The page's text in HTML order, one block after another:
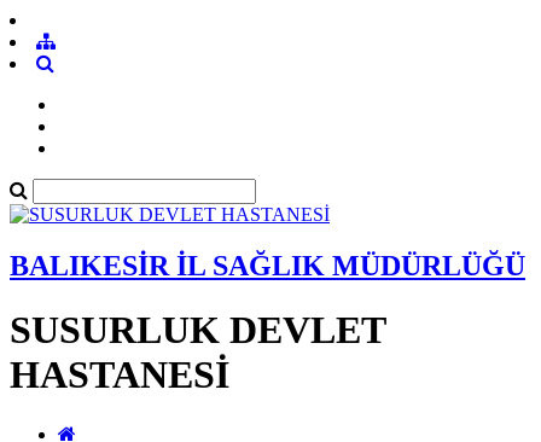
BALIKESİR İL SAĞLIK MÜDÜRLÜĞÜ
SUSURLUK DEVLET
HASTANESİ